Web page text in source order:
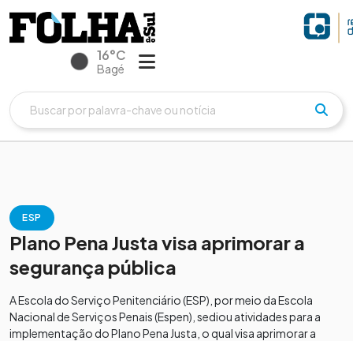
16°C
Bagé
ESP
Plano Pena Justa visa aprimorar a
segurança pública
A Escola do Serviço Penitenciário (ESP), por meio da Escola
Nacional de Serviços Penais (Espen), sediou atividades para a
implementação do Plano Pena Justa, o qual visa aprimorar a